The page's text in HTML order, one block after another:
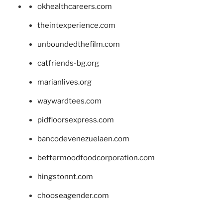
okhealthcareers.com
theintexperience.com
unboundedthefilm.com
catfriends-bg.org
marianlives.org
waywardtees.com
pidfloorsexpress.com
bancodevenezuelaen.com
bettermoodfoodcorporation.com
hingstonnt.com
chooseagender.com